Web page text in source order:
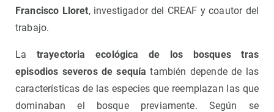
Francisco Lloret, investigador del CREAF y coautor del
trabajo.
La trayectoria ecológica de los bosques tras
episodios severos de sequía también depende de las
características de las especies que reemplazan las que
dominaban el bosque previamente. Según se